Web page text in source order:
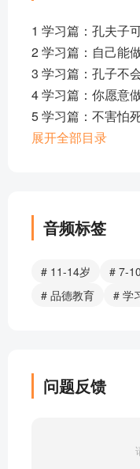
1 学习篇：孔夫子
2 学习篇：自己能
3 学习篇：孔子不
4 学习篇：你愿意
5 学习篇：不害怕
6 品德篇：孔子竟
2招！
10 品德篇：如何成
11 孝顺篇：什么
12 孝顺篇：竟改
16 立志篇：孔子眼
17 立志篇：被孔
20 立志篇：智者
展开全部目录
音频标签
# 11-14岁 # 7-
# 品德教育
# 学
问题反馈